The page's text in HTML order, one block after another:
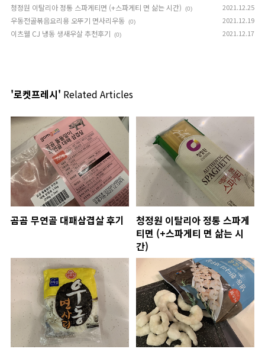
청정원 이탈리아 정통 스파게티면 (+스파게티 면 삶는 시간) (0) 2021.12.25
우동전골볶음요리용 오뚜기 면사리우동 (0) 2021.12.19
이츠웰 CJ 냉동 생새우살 추천후기 (0) 2021.12.17
'로켓프레시' Related Articles
곰곰 무연골 대패삼겹살 후기
청정원 이탈리아 정통 스파게
티면 (+스파게티 면 삶는 시
간)